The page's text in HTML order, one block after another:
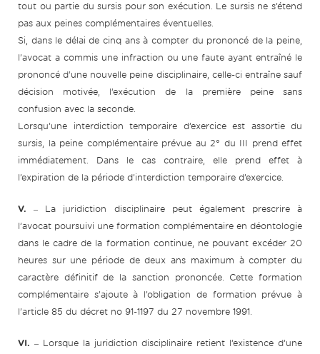
tout ou partie du sursis pour son exécution. Le sursis ne s’étend
pas aux peines complémentaires éventuelles.
Si, dans le délai de cinq ans à compter du prononcé de la peine,
l’avocat a commis une infraction ou une faute ayant entraîné le
prononcé d’une nouvelle peine disciplinaire, celle-ci entraîne sauf
décision motivée, l’exécution de la première peine sans
confusion avec la seconde.
Lorsqu’une interdiction temporaire d’exercice est assortie du
sursis, la peine complémentaire prévue au 2° du III prend effet
immédiatement. Dans le cas contraire, elle prend effet à
l’expiration de la période d’interdiction temporaire d’exercice.
V. ‒ La juridiction disciplinaire peut également prescrire à
l’avocat poursuivi une formation complémentaire en déontologie
dans le cadre de la formation continue, ne pouvant excéder 20
heures sur une période de deux ans maximum à compter du
caractère définitif de la sanction prononcée. Cette formation
complémentaire s’ajoute à l’obligation de formation prévue à
l’article 85 du décret no 91-1197 du 27 novembre 1991.
VI. ‒ Lorsque la juridiction disciplinaire retient l’existence d’une